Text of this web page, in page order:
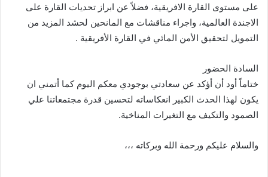
على مستوى القارة الافريقية، فضلاً عن ابراز تحديات القارة على
الاجندة العالمية، واجراء مناقشات مع المانحين لحشد المزيد من
التمويل لتحقيق الأمن المائي في القارة الأفريقية .
السادة الحضور
ختاماً أود أن أؤكد عن سعادتي بوجودي معكم اليوم كما أتمني ان
يكون لهذا الحدث الكبير انعكاساته لتحسين قدرة مجتمعاتنا علي
الصمود والتكيف مع التغيرات المناخية.
والسلام عليكم ورحمة الله وبركاته ،،،